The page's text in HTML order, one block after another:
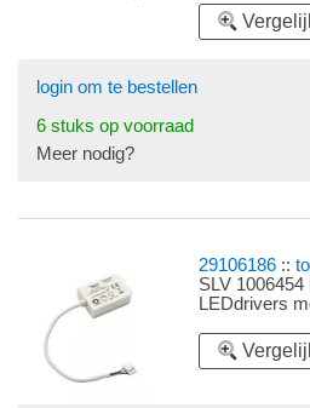
login om te bestellen
6 stuks op voorraad
Meer nodig?
29106186 ::
SLV
LEDdrivers